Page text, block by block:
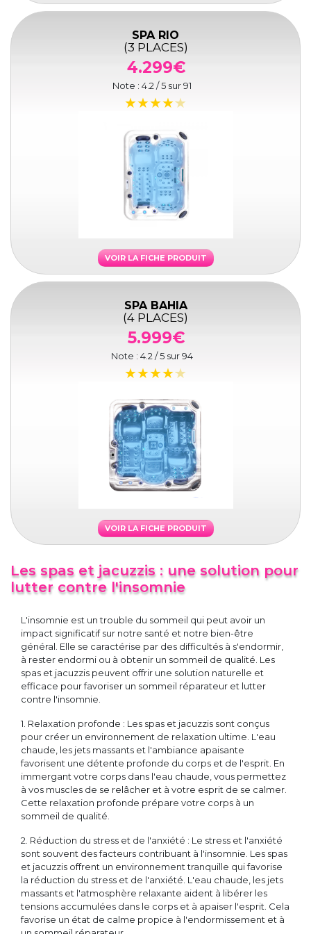
SPA RIO
(3 PLACES)
4.299€
Note : 4.2 / 5 sur91
VOIR LA FICHE PRODUIT
SPA BAHIA
(4 PLACES)
5.999€
Note : 4.2 / 5 sur94
VOIR LA FICHE PRODUIT
Les spas et jacuzzis : une solution pour
lutter contre l'insomnie
L'insomnie est un trouble du sommeil qui peut avoir un
impact significatif sur notre santé et notre bien-être
général. Elle se caractérise par des difficultés à s'endormir,
à rester endormi ou à obtenir un sommeil de qualité. Les
spas et jacuzzis peuvent offrir une solution naturelle et
efficace pour favoriser un sommeil réparateur et lutter
contre l'insomnie.
1. Relaxation profonde : Les spas et jacuzzis sont conçus
pour créer un environnement de relaxation ultime. L'eau
chaude, les jets massants et l'ambiance apaisante
favorisent une détente profonde du corps et de l'esprit. En
immergant votre corps dans l'eau chaude, vous permettez
à vos muscles de se relâcher et à votre esprit de se calmer.
Cette relaxation profonde prépare votre corps à un
sommeil de qualité.
2. Réduction du stress et de l'anxiété : Le stress et l'anxiété
sont souvent des facteurs contribuant à l'insomnie. Les spas
et jacuzzis offrent un environnement tranquille qui favorise
la réduction du stress et de l'anxiété. L'eau chaude, les jets
massants et l'atmosphère relaxante aident à libérer les
tensions accumulées dans le corps et à apaiser l'esprit. Cela
favorise un état de calme propice à l'endormissement et à